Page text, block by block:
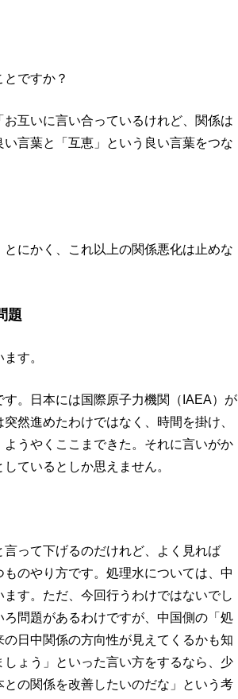
ですか？
互いに言い合っているけれど、関係は
言葉と「互恵」という良い言葉をつな
にかく、これ以上の関係悪化は止めな
題
す。
。日本には国際原子力機関（IAEA）が
然進めたわけではなく、時間を掛け、
うやくここまできた。それに言いがか
ているとしか思えません。
って下げるのだけれど、よく見れば
のやり方です。処理水については、中
す。ただ、今回行うわけではないでし
問題があるわけですが、中国側の「処
日中関係の方向性が見えてくるかも知
ょう」といった言い方をするなら、少
の関係を改善したいのだな」という考